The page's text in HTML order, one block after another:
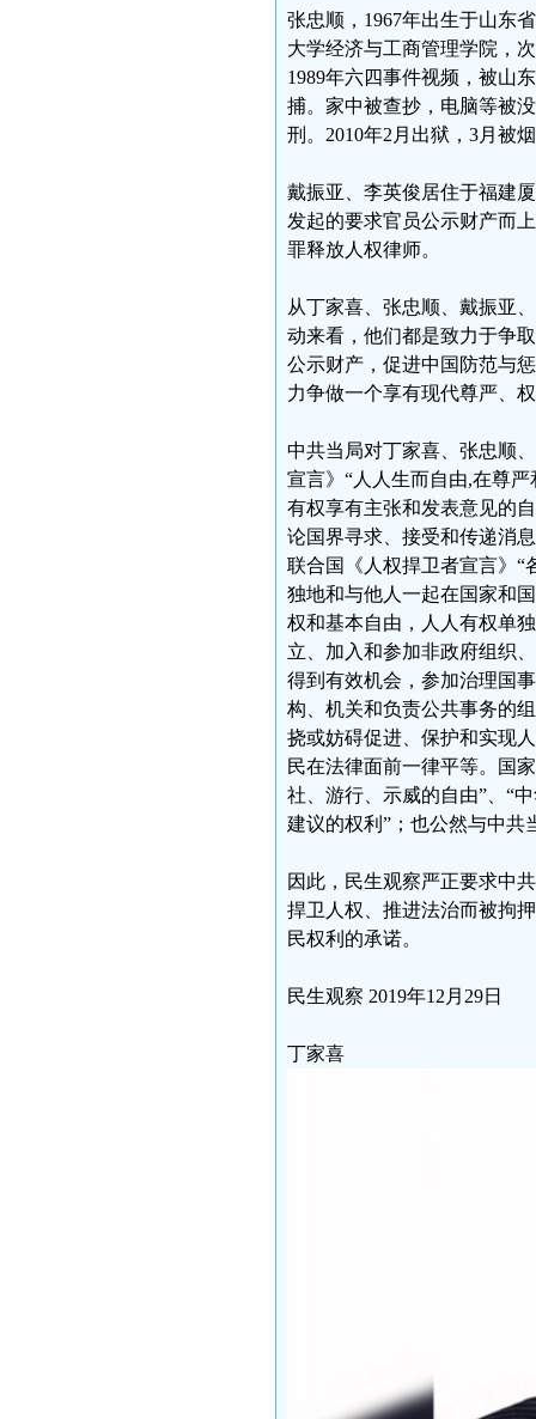
张忠顺，1967年出生于山东
大学经济与工商管理学院，
1989年六四事件视频，被山
捕。家中被查抄，电脑等被
刑。2010年2月出狱，3月被
戴振亚、李英俊居住于福建
发起的要求官员公示财产而
罪释放人权律师。
从丁家喜、张忠顺、戴振亚
动来看，他们都是致力于争
公示财产，促进中国防范与
力争做一个享有现代尊严、
中共当局对丁家喜、张忠顺
宣言》“人人生而自由,在尊
有权享有主张和发表意见的
论国界寻求、接受和传递消
联合国《人权捍卫者宣言》“
独地和与他人一起在国家和
权和基本自由，人人有权单
立、加入和参加非政府组织
得到有效机会，参加治理国
构、机关和负责公共事务的
挠或妨碍促进、保护和实现
民在法律面前一律平等。国
社、游行、示威的自由”、“
建议的权利”；也公然与中共
因此，民生观察严正要求中
捍卫人权、推进法治而被拘
民权利的承诺。
民生观察 2019年12月29日
丁家喜